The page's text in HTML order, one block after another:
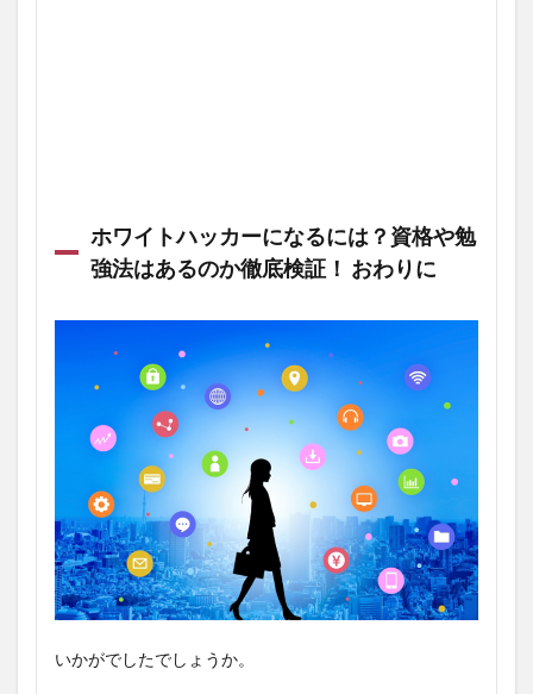
ホワイトハッカーになるには？資格や勉
強法はあるのか徹底検証！ おわりに
いかがでしたでしょうか。